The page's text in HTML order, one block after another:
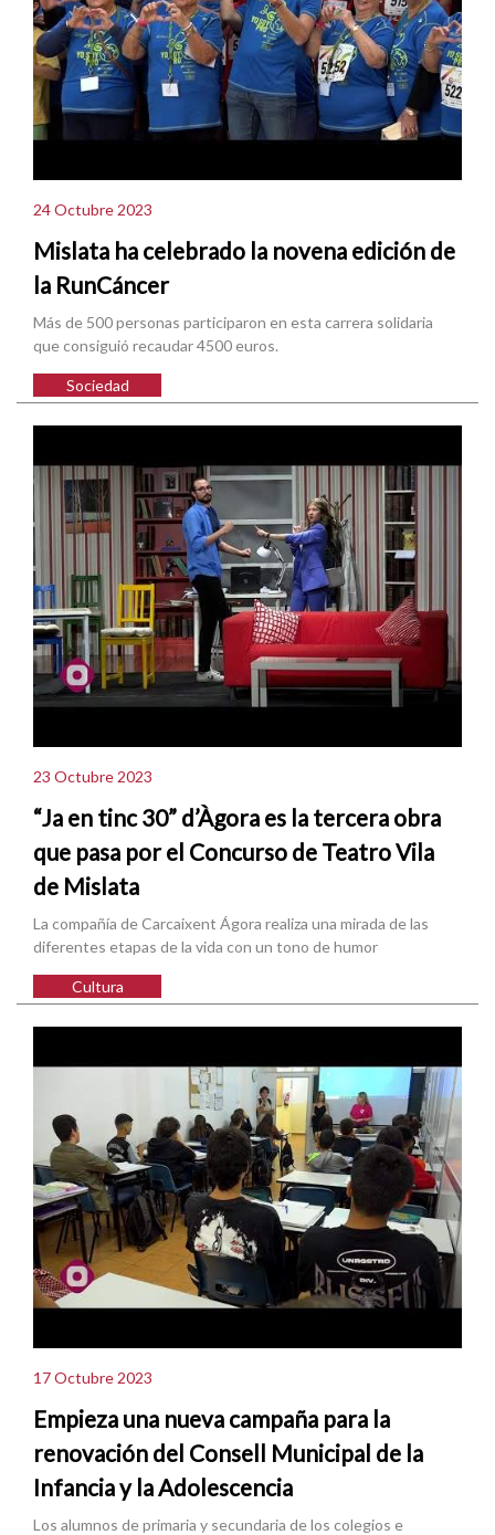
24 Octubre 2023
Mislata ha celebrado la novena edición de
la RunCáncer
Más de 500 personas participaron en esta carrera solidaria
que consiguió recaudar 4500 euros.
Sociedad
23 Octubre 2023
“Ja en tinc 30” d’Àgora es la tercera obra
que pasa por el Concurso de Teatro Vila
de Mislata
La compañía de Carcaixent Ágora realiza una mirada de las
diferentes etapas de la vida con un tono de humor
Cultura
17 Octubre 2023
Empieza una nueva campaña para la
renovación del Consell Municipal de la
Infancia y la Adolescencia
Los alumnos de primaria y secundaria de los colegios e